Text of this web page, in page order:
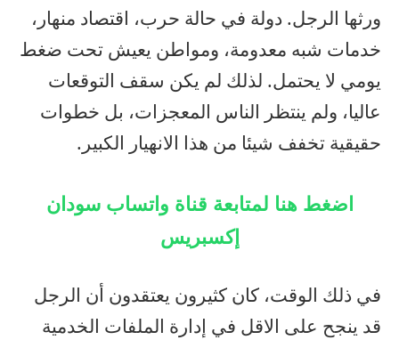
ورثها الرجل. دولة في حالة حرب، اقتصاد منهار،
خدمات شبه معدومة، ومواطن يعيش تحت ضغط
يومي لا يحتمل. لذلك لم يكن سقف التوقعات
عاليا، ولم ينتظر الناس المعجزات، بل خطوات
حقيقية تخفف شيئا من هذا الانهيار الكبير.
اضغط هنا لمتابعة قناة واتساب سودان
إكسبريس
في ذلك الوقت، كان كثيرون يعتقدون أن الرجل
قد ينجح على الاقل في إدارة الملفات الخدمية